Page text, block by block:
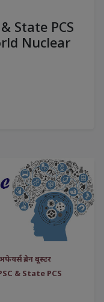
State PCS
Nuclear
ब्रेन बूस्टर
& State PCS